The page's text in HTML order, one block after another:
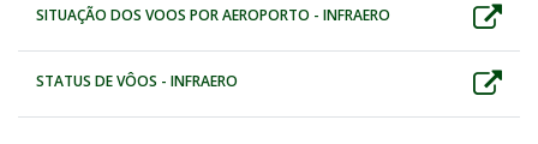
SITUAÇÃO DOS VOOS POR AEROPORTO - INFRAERO
STATUS DE VÔOS - INFRAERO